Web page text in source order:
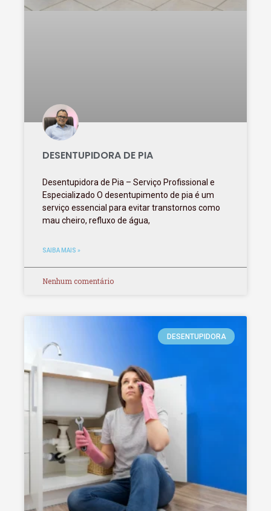
DESENTUPIDORA DE PIA
Desentupidora de Pia – Serviço Profissional e
Especializado O desentupimento de pia é um
serviço essencial para evitar transtornos como
mau cheiro, refluxo de água,
SAIBA MAIS »
Nenhum comentário
DESENTUPIDORA